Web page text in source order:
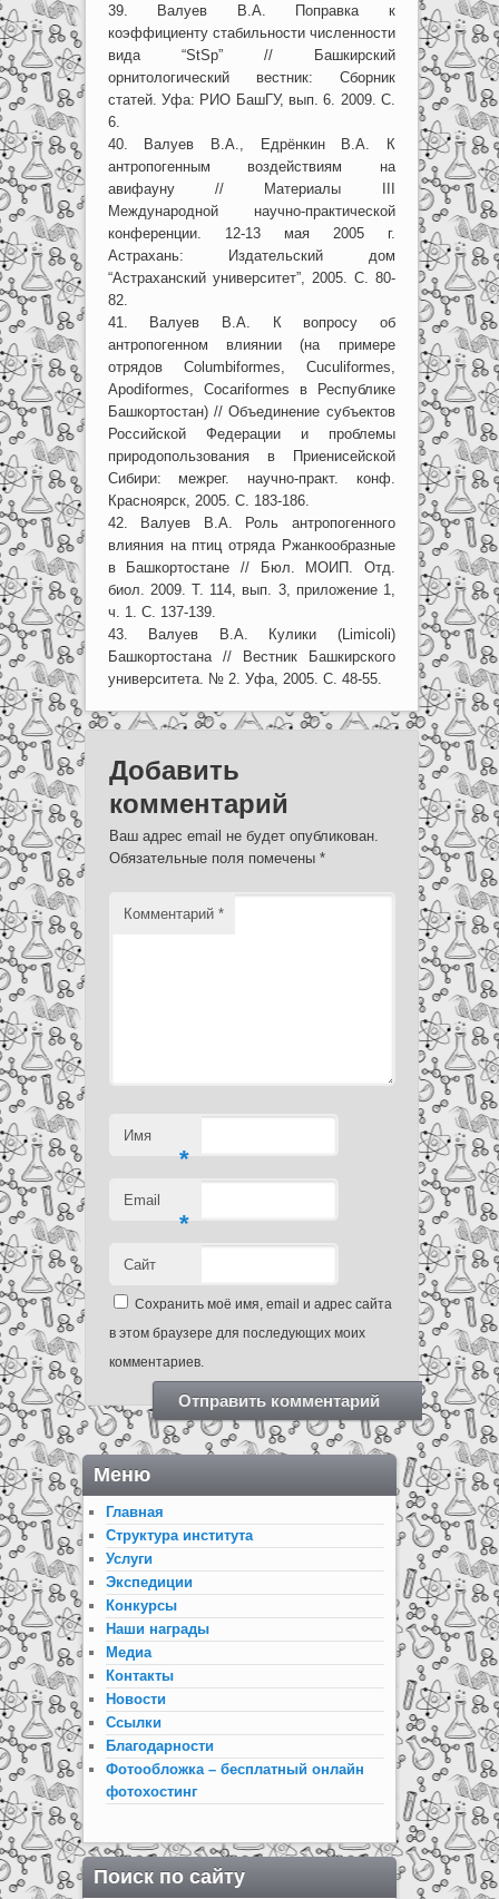
39. Валуев В.А. Поправка к
коэффициенту стабильности численности
вида “StSp” // Башкирский
орнитологический вестник: Сборник
статей. Уфа: РИО БашГУ, вып. 6. 2009. С.
6.
40. Валуев В.А., Едрёнкин В.А. К
антропогенным воздействиям на
авифауну // Материалы III
Международной научно-практической
конференции. 12-13 мая 2005 г.
Астрахань: Издательский дом
“Астраханский университет”, 2005. С. 80-
82.
41. Валуев В.А. К вопросу об
антропогенном влиянии (на примере
отрядов Columbiformes, Cuculiformes,
Apodiformes, Cocariformes в Республике
Башкортостан) // Объединение субъектов
Российской Федерации и проблемы
природопользования в Приенисейской
Сибири: межрег. научно-практ. конф.
Красноярск, 2005. С. 183-186.
42. Валуев В.А. Роль антропогенного
влияния на птиц отряда Ржанкообразные
в Башкортостане // Бюл. МОИП. Отд.
биол. 2009. Т. 114, вып. 3, приложение 1,
ч. 1. С. 137-139.
43. Валуев В.А. Кулики (Limicoli)
Башкортостана // Вестник Башкирского
университета. № 2. Уфа, 2005. С. 48-55.
Добавить
комментарий
Ваш адрес email не будет опубликован.
Обязательные поля помечены *
Комментарий *
Имя
*
Email
*
Сайт
Сохранить моё имя, email и адрес сайта
в этом браузере для последующих моих
комментариев.
Меню
Главная
Структура института
Услуги
Экспедиции
Конкурсы
Наши награды
Медиа
Контакты
Новости
Ссылки
Благодарности
Фотообложка – бесплатный онлайн
фотохостинг
Поиск по сайту